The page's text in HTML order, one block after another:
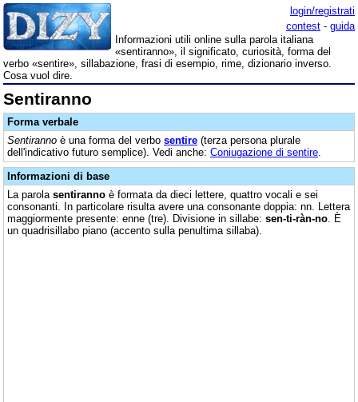
login/registrati
contest - guida
Informazioni utili online sulla parola italiana
«sentiranno», il significato, curiosità, forma del
verbo «sentire», sillabazione, frasi di esempio, rime, dizionario inverso.
Cosa vuol dire.
Sentiranno
Forma verbale
Sentiranno è una forma del verbo sentire (terza persona plurale
dell'indicativo futuro semplice). Vedi anche: Coniugazione di sentire
Informazioni di base
La parola sentiranno è formata da dieci lettere, quattro vocali e sei
consonanti. In particolare risulta avere una consonante doppia: nn. Lettera
maggiormente presente: enne (tre). Divisione in sillabe: sen-ti-ràn-no . È
un quadrisillabo piano (accento sulla penultima sillaba).